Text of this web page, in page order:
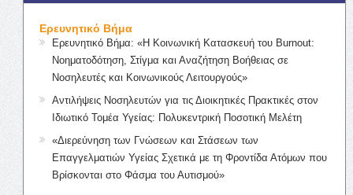
Ερευνητικό Βήμα
Ερευνητικό Βήμα: «Η Κοινωνική Κατασκευή του Burnout:
Νοηματοδότηση, Στίγμα και Αναζήτηση Βοήθειας σε
Νοσηλευτές και Κοινωνικούς Λειτουργούς»
Αντιλήψεις Νοσηλευτών για τις Διοικητικές Πρακτικές στον
Ιδιωτικό Τομέα Υγείας: Πολυκεντρική Ποσοτική Μελέτη
«Διερεύνηση των Γνώσεων και Στάσεων των
Επαγγελματιών Υγείας Σχετικά με τη Φροντίδα Ατόμων που
Βρίσκονται στο Φάσμα του Αυτισμού»